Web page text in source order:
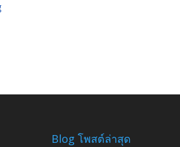
Blog โพสต์ล่าสุด